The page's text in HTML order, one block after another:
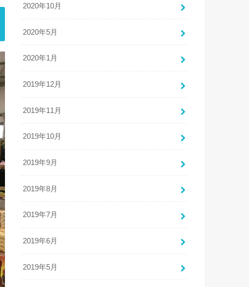
2020年10月
2020年5月
2020年1月
2019年12月
2019年11月
2019年10月
2019年9月
2019年8月
2019年7月
2019年6月
2019年5月